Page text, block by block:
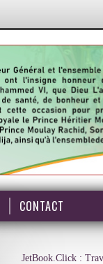
CONTACT
JetBook.Click :